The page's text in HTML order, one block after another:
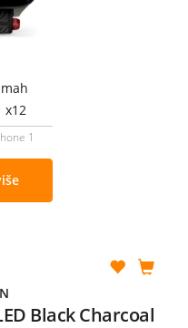
1
Black Charcoal